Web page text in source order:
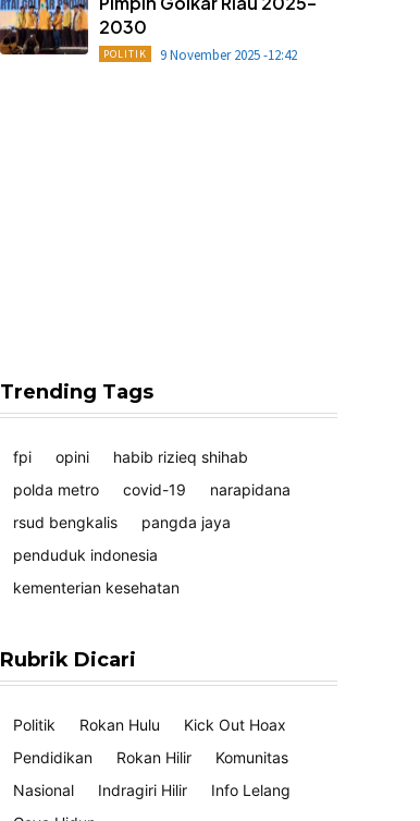
2030
POLITIK 9 November 2025 -12:42
Trending Tags
fpi opini
habib rizieq shihab
polda metro
covid-19
narapidana
rsud bengkalis
pangda jaya
penduduk indonesia
kementerian kesehatan
Rubrik Dicari
Politik Rokan Hulu
Kick Out Hoax
Pendidikan
Rokan Hilir
Komunitas
Nasional
Indragiri Hilir
Info Lelang